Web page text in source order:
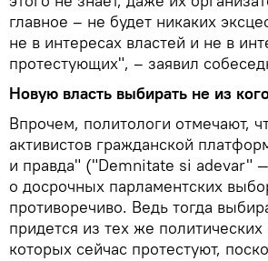
главное – не будет никаких
не в интересах властей и не в
протестующих", – заявил
Новую власть выбирать не из
Впрочем, политологи отмечают,
активистов гражданской
и правда" ("Demnitate si adevar"
о досрочных парламентских
противоречиво. Ведь тогда
придется из тех же
которых сейчас протестуют,